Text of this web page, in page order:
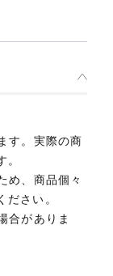
す。実際の商
。
め、商品個々
ださい。
合がありま